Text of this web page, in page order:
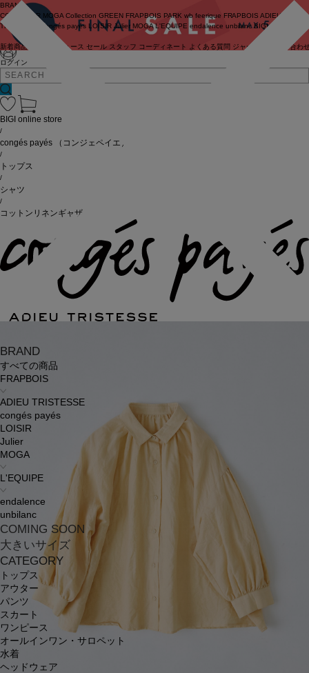
ログイン
BRAND
COUTURIER MOGA Collection GREEN FRAPBOIS PARK wb feerique FRAPBOIS ADIEU
TRISTESSE
congés payés LOISIR Julier MOGA L'EQUIPE endalence unbilanc BIGI online store
新着商品 ニュース セール スタッフ コーディネート よくある質問 ジャーナル お問い合わ
BRAND
すべての商品
FRAPBOIS
ADIEU TRISTESSE
congés payés
LOISIR
Julier
MOGA
L'EQUIPE
endalence
unbilanc
COMING SOON
大きいサイズ
CATEGORY
トップス
アウター
パンツ
スカート
ワンピース
オールインワン・サロペット
水着
ヘッドウェア
BIGI online store
/
congés payés （コンジェペイエ）
/
トップス
/
シャツ
/
コットンリネンギャザーシャツ